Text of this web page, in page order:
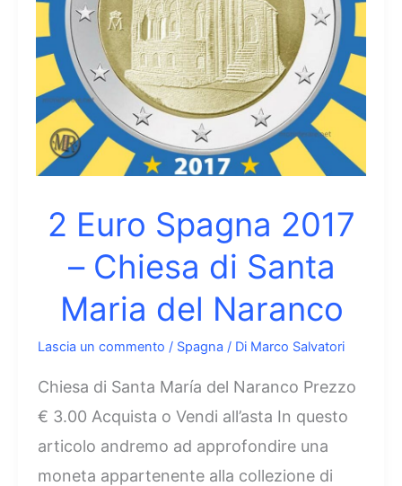
Felipe
VI
2 Euro Spagna 2017
– Chiesa di Santa
Maria del Naranco
Lascia un commento / Spagna / Di Marco Salvatori
Chiesa di Santa María del Naranco Prezzo
€ 3.00 Acquista o Vendi all’asta In questo
articolo andremo ad approfondire una
moneta appartenente alla collezione di